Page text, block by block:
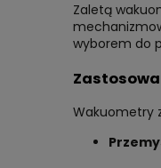
Zaletą
wyborem do
Wakuometry